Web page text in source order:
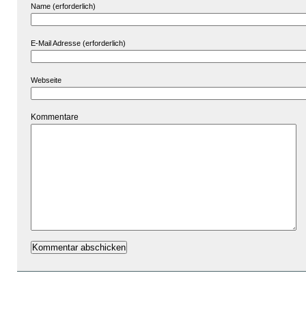
Name (erforderlich)
E-Mail Adresse (erforderlich)
Webseite
Kommentare